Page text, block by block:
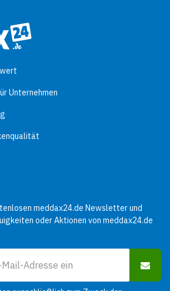
Unternehmen
meddax24.de Newsletter und
oder Aktionen von meddax24.de